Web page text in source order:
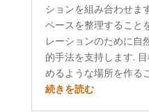
ションを組み合わせま
ペースを整理すること
レーションのために自
的手法を支持します.
めるような場所を作る
続きを読む